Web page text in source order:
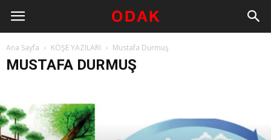
Ana Sayfa KÖŞE YAZILARI Mustafa Durmuş
MUSTAFA DURMUŞ